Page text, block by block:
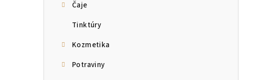
Čaje
Tinktúry
Kozmetika
Potraviny